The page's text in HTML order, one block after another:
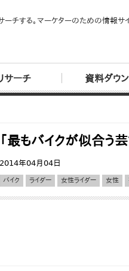
ーチする。マーケターのための情報サ
サーチ 資料ダウ
「最もバイクが似合う
2014年04月04日
バイク ライダー 女性ライダー 女性